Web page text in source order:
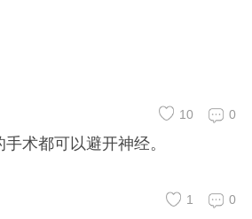
是我看大家还是用硅胶得较
0
10
手术都可以避开神经。
0
1